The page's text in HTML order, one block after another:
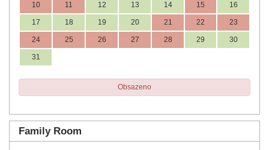
10 11 12 13 14 15 16
17 18 19 20 21 22 23
24 25 26 27 28 29 30
31
Obsazeno
Family Room